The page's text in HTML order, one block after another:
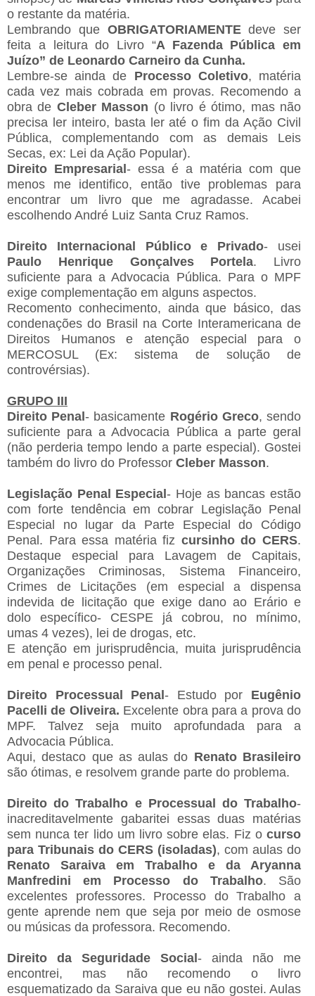
o restante da matéria.
Lembrando que OBRIGATORIAMENTEdeve ser
feita a leitura do Livro “A Fazenda Pública em
Juízo” de Leonardo Carneiro da Cunha.
Lembre-se ainda de Processo Coletivo, matéria
cada vez mais cobrada em provas. Recomendo a
obra de Cleber Masson (o livro é ótimo, mas não
precisa ler inteiro, basta ler até o fim da Ação Civil
Pública, complementando com as demais Leis
Secas, ex: Lei da Ação Popular).
Direito Empresarial- essa é a matéria com que
menos me identifico, então tive problemas para
encontrar um livro que me agradasse. Acabei
escolhendo André Luiz Santa Cruz Ramos.
Direito Internacional Público e Privado- usei
Paulo Henrique Gonçalves Portela. Livro
suficiente para a Advocacia Pública. Para o MPF
exige complementação em alguns aspectos.
Recomento conhecimento, ainda que básico, das
condenações do Brasil na Corte Interamericana de
Direitos Humanos e atenção especial para o
MERCOSUL (Ex: sistema de solução de
controvérsias).
GRUPO III
Direito Penal- basicamente Rogério Greco, sendo
suficiente para a Advocacia Pública a parte geral
(não perderia tempo lendo a parte especial). Gostei
também do livro do Professor Cleber Masson.
Legislação Penal Especial- Hoje as bancas estão
com forte tendência em cobrar Legislação Penal
Especial no lugar da Parte Especial do Código
Penal. Para essa matéria fiz cursinho do CERS.
Destaque especial para Lavagem de Capitais,
Organizações Criminosas, Sistema Financeiro,
Crimes de Licitações (em especial a dispensa
indevida de licitação que exige dano ao Erário e
dolo específico- CESPE já cobrou, no mínimo,
umas 4 vezes), lei de drogas, etc.
E atenção em jurisprudência, muita jurisprudência
em penal e processo penal.
Direito Processual Penal- Estudo por Eugênio
Pacelli de Oliveira. Excelente obra para a prova do
MPF. Talvez seja muito aprofundada para a
Advocacia Pública.
Aqui, destaco que as aulas do Renato Brasileiro
são ótimas, e resolvem grande parte do problema.
Direito do Trabalho e Processual do Trabalho-
inacreditavelmente gabaritei essas duas matérias
sem nunca ter lido um livro sobre elas. Fiz o curso
para Tribunais do CERS (isoladas), com aulas do
Renato Saraiva em Trabalho e da Aryanna
Manfredini
em Processo do Trabalho. São
excelentes professores. Processo do Trabalho a
gente aprende nem que seja por meio de osmose
ou músicas da professora. Recomendo.
Direito da Seguridade Social- ainda não me
encontrei, mas não recomendo o livro
esquematizado da Saraiva que eu não gostei. Aulas